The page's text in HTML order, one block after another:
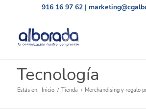
916 16 97 62 |
Tecnología
Estás en: Inicio / Tienda / Merchandising y regalo